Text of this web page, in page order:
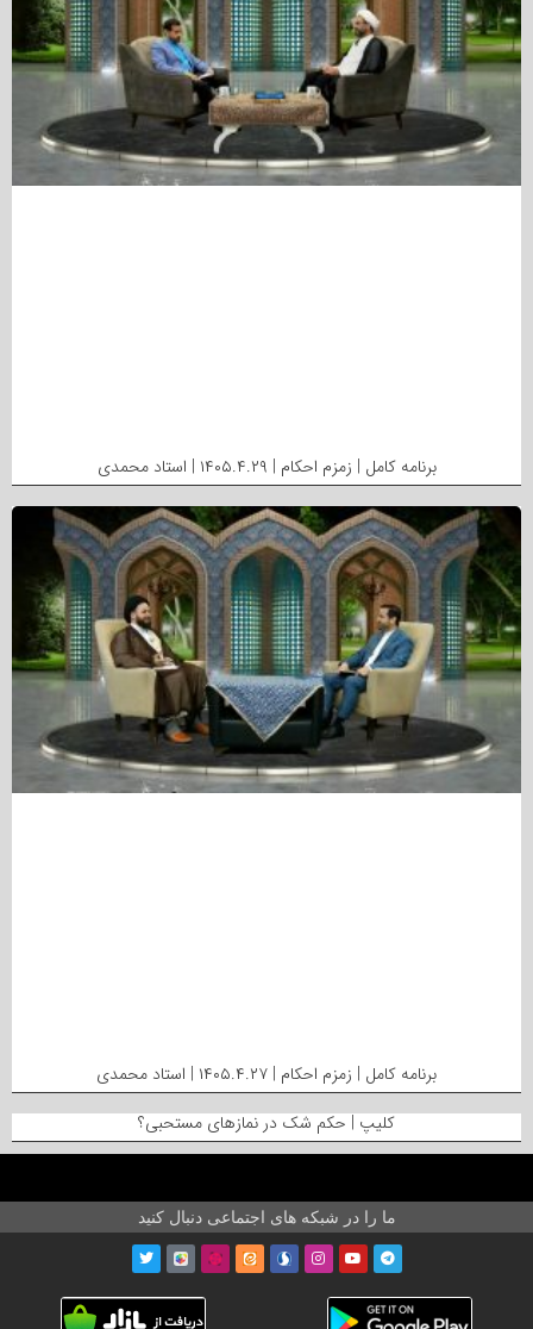
برنامه کامل | زمزم احکام | ۱۴۰۵.۴.۲۹ | استاد محمدی
برنامه کامل | زمزم احکام | ۱۴۰۵.۴.۲۷ | استاد محمدی
کلیپ | حکم شک در نمازهای مستحبی؟
ما را در شبکه های اجتماعی دنبال کنید